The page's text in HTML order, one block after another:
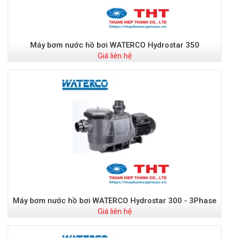
Máy bơm nước hồ bơi WATERCO Hydrostar 350
Giá liên hệ
Máy bơm nước hồ bơi WATERCO Hydrostar 300 - 3Phase
Giá liên hệ